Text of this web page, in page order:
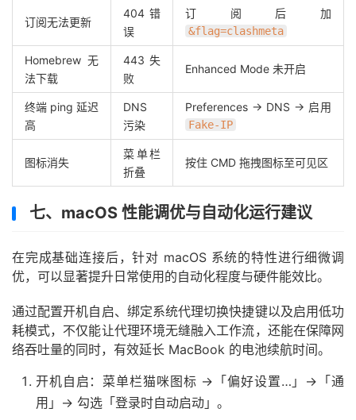
订阅无法更新
404 错
误
订阅后加
&flag=clashmeta
Homebrew 无
法下载
443 失
败
Enhanced Mode 未开启
终端 ping 延迟
高
DNS
污染
Preferences → DNS → 启用
Fake-IP
图标消失
菜单栏
折叠
按住 CMD 拖拽图标至可见区
七、macOS 性能调优与自动化运行建议
在完成基础连接后，针对 macOS 系统的特性进行细微调
优，可以显著提升日常使用的自动化程度与硬件能效比。
通过配置开机自启、绑定系统代理切换快捷键以及启用低功
耗模式，不仅能让代理环境无缝融入工作流，还能在保障网
络吞吐量的同时，有效延长 MacBook 的电池续航时间。
开机自启：菜单栏猫咪图标 →「偏好设置…」→「通
用」→ 勾选「登录时自动启动」。